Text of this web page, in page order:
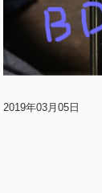
2019年03月05日